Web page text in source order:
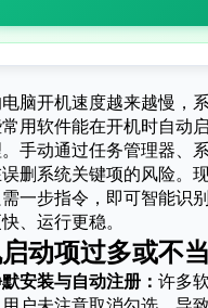
脑开机速度越来越慢，
用软件能在开机时自动
手动通过任务管理器、
删系统关键项的风险。现
一步指令，即可智能识
、运行更稳。
动项过多或不
安装与自动注册： 许多